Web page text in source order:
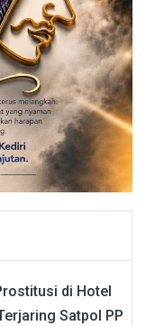
di Hotel
Satpol PP